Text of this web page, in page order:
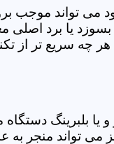
می تواند موجب
یا برد
چه سریع تر از
دستگاه
می تواند منجر